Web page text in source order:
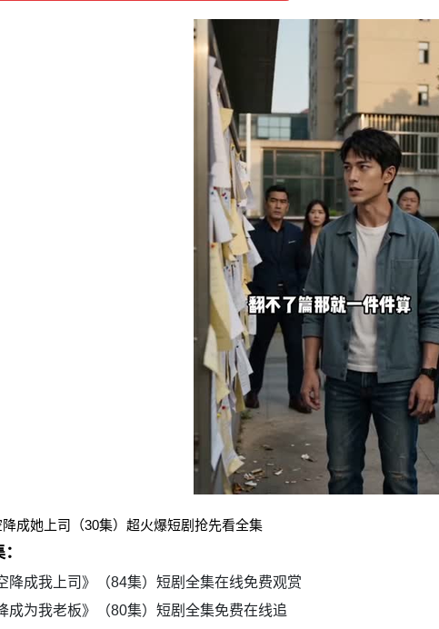
成她上司（30集）超火爆短剧抢先看全集
降成我上司》（84集）短剧全集在线免费观赏
成为我老板》（80集）短剧全集免费在线追